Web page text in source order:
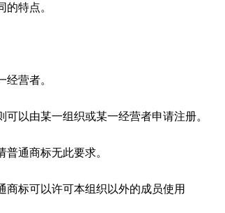
特点。
营者。
以由某一组织或某一经营者申请注册。
通商标无此要求。
标可以许可本组织以外的成员使用